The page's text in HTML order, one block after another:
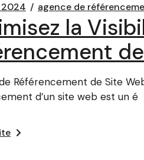
agence de
la
Référencement de Site
d’un site web est un é